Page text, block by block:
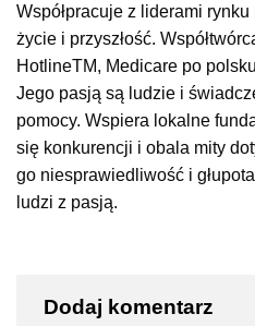
Współpracuje z liderami
życie i przyszłość.
HotlineTM, Medicare po
Jego pasją są ludzie i
pomocy. Wspiera lokalne
się konkurencji i obala mity
go niesprawiedliwość i
ludzi z pasją.
Dodaj komentarz